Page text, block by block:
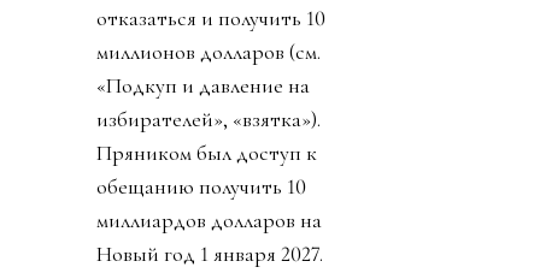
отказаться и получить 10
миллионов долларов (см.
«Подкуп и давление на
избирателей», «взятка»).
Пряником был доступ к
обещанию получить 10
миллиардов долларов на
Новый год 1 января 2027.